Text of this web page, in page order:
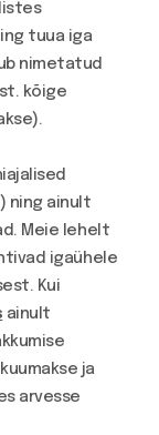
tuua iga
nimetatud
kõige
ning ainult
Meie lehelt
igaühele
Kui
ainult
ja
arvesse